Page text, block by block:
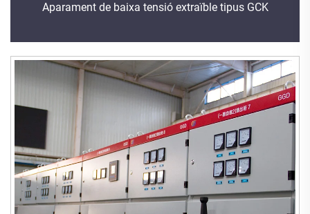
Aparament de baixa tensió extraïble tipus GCK